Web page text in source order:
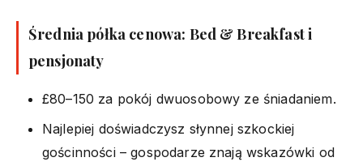
Średnia półka cenowa: Bed & Breakfast i
pensjonaty
£80–150 za pokój dwuosobowy ze śniadaniem.
Najlepiej doświadczysz słynnej szkockiej
gościnności – gospodarze znają wskazówki od